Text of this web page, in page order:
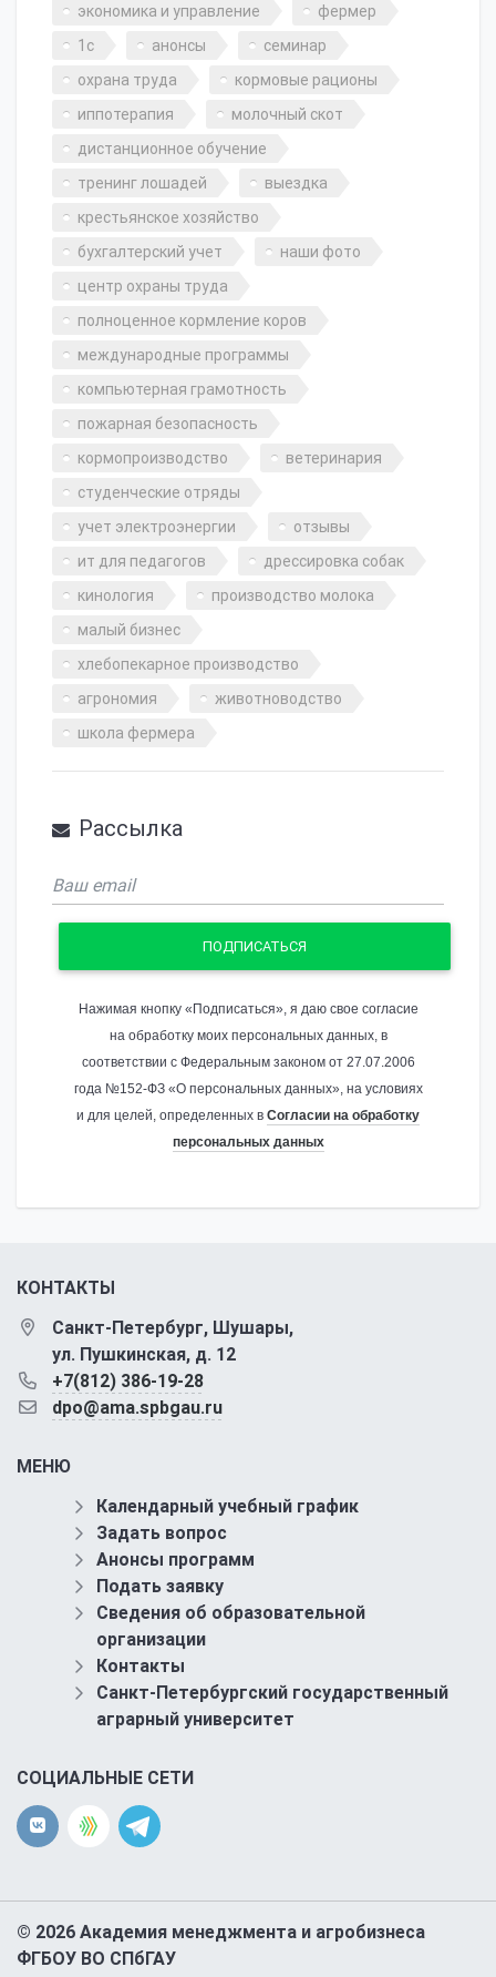
экономика и управление
фермер
1с
анонсы
семинар
охрана труда
кормовые рационы
иппотерапия
молочный скот
дистанционное обучение
тренинг лошадей
выездка
крестьянское хозяйство
бухгалтерский учет
наши фото
центр охраны труда
полноценное кормление коров
международные программы
компьютерная грамотность
пожарная безопасность
кормопроизводство
ветеринария
студенческие отряды
учет электроэнергии
отзывы
ит для педагогов
дрессировка собак
кинология
производство молока
малый бизнес
хлебопекарное производство
агрономия
животноводство
школа фермера
Рассылка
ПОДПИСАТЬСЯ
Нажимая кнопку «Подписаться», я даю свое согласие
на обработку моих персональных данных, в
соответствии с Федеральным законом от 27.07.2006
года №152-ФЗ «О персональных данных», на условиях
и для целей, определенных в Согласии на обработку
персональных данных
КОНТАКТЫ
Санкт-Петербург, Шушары,
ул. Пушкинская, д. 12
+7(812) 386-19-28
dpo@ama.spbgau.ru
МЕНЮ
Календарный учебный график
Задать вопрос
Анонсы программ
Подать заявку
Сведения об образовательной
организации
Контакты
Санкт-Петербургский государственный
аграрный университет
СОЦИАЛЬНЫЕ СЕТИ
© 2026 Академия менеджмента и агробизнеса
ФГБОУ ВО СПбГАУ